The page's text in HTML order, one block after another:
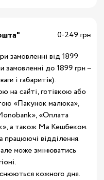
0-249 грн
замовленні від 1899
замовленні до 1899 грн –
і габаритів).
на сайті, готівкою або
«Пакунок малюка»,
«Оплата
а також Ма Кешбеком.
працюючі відділення.
може змінюватись
кожного дня.